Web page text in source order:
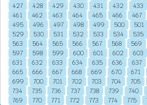
427
428 429 430 431 432 433
461
462 463 464 465 466 467
495
496 497 498 499 500 501
529
530 531 532 533 534 535
563
564 565 566 567 568 569
597
598 599 600 601 602 603
631
632 633 634 635 636 637
665
666 667 668 669 670 671
699
700 701 702 703 704 705
734
735 736 737 738 739 740
769
770 771 772 773 774 775